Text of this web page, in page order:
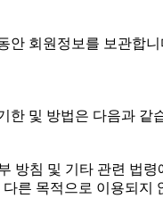
안 회원정보를 보관합니
한 및 방법은 다음과 같
방침 및 기타 관련 법
른 목적으로 이용되지